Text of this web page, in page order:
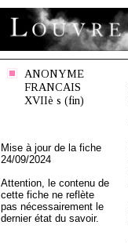
ANONYME
FRANCAIS
XVIIè s (fin)
Mise à jour de la fiche
24/09/2024
Attention, le contenu de
cette fiche ne reflète
pas nécessairement le
dernier état du savoir.